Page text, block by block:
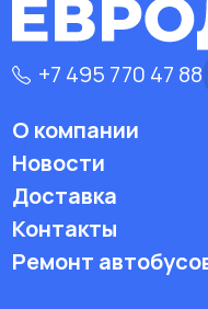
+7 495 770 47 88
О компании
Новости
Доставка
Контакты
Ремонт